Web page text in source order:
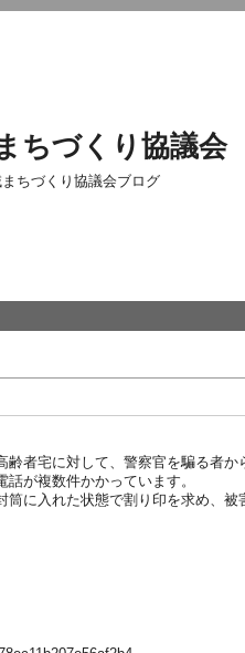
ちづくり協議会
ちづくり協議会ブログ
者宅に対して、警察官を騙る者
が複数件かかっています。
に入れた状態で割り印を求め、